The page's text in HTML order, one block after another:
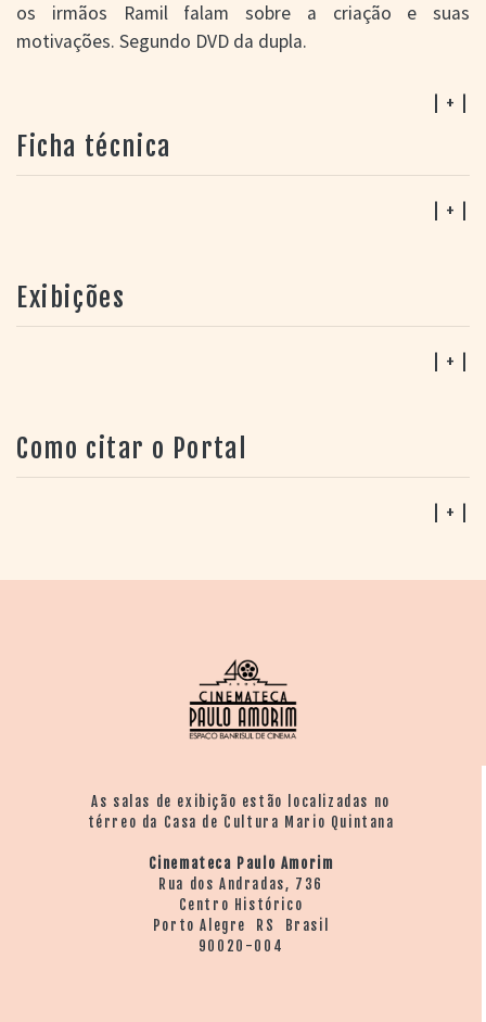
os irmãos Ramil falam sobre a criação e suas
motivações. Segundo DVD da dupla.
| + |
Ficha técnica
| + |
Exibições
| + |
Como citar o Portal
| + |
As salas de exibição estão localizadas no
térreo da Casa de Cultura Mario Quintana
Cinemateca Paulo Amorim
Rua dos Andradas, 736
Centro Histórico
Porto Alegre RS Brasil
90020-004